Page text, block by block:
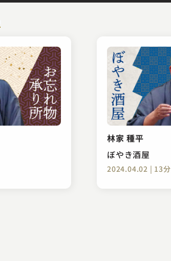
林家 種平
ぼやき酒屋
2024.04.02 | 13分